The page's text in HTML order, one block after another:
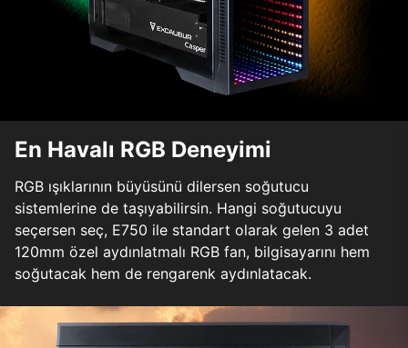
En Havalı RGB Deneyimi
RGB ışıklarının büyüsünü dilersen soğutucu
sistemlerine de taşıyabilirsin. Hangi soğutucuyu
seçersen seç, E750 ile standart olarak gelen 3 adet
120mm özel aydınlatmalı RGB fan, bilgisayarını hem
soğutacak hem de rengarenk aydınlatacak.